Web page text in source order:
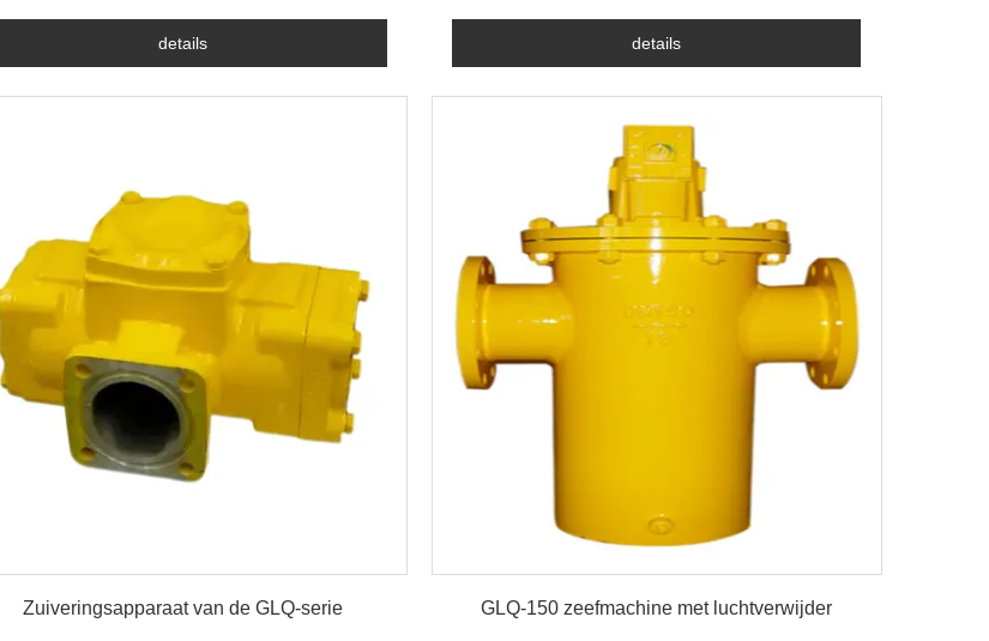
details details
Zuiveringsapparaat van de GLQ-serie GLQ-150 zeefmachine met luchtverwijder